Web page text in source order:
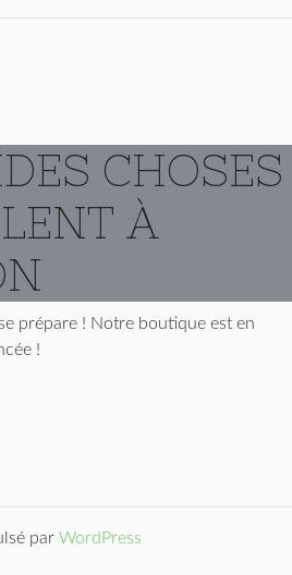
CHOSES
À
prépare ! Notre boutique est en
!
par WordPress